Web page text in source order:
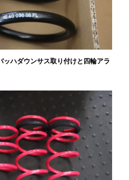
ッハダウンサス取り付けと四輪アラ